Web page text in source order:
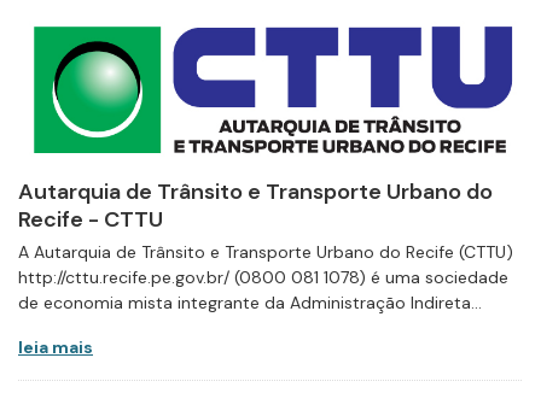
Autarquia de Trânsito e Transporte Urbano do
Recife - CTTU
A Autarquia de Trânsito e Transporte Urbano do Recife (CTTU)
http://cttu.recife.pe.gov.br/ (0800 081 1078) é uma sociedade
de economia mista integrante da Administração Indireta...
leia mais